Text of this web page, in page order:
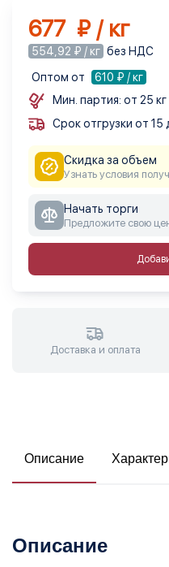
677 ₽ / кг
554,92 ₽ / кг без НДС
Оптом от
610 ₽ / кг
Мин. партия: от 25 кг
Срок отгрузки от 15
Скидка за объем
Узнать условия
Начать торги
Предложите свою
Доставка и оплата
Описание
Описание